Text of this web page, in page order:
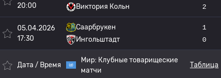
20:00
Виктория Кольн
2
05.04.2026
17:30
Саарбрукен
Ингольштадт
1
0
Дата / Время
Мир: Клубные товарищеские
матчи
Таблица